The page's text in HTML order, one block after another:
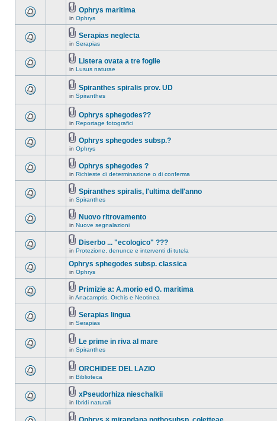
Ophrys maritima
in Ophrys
Serapias neglecta
in Serapias
Listera ovata a tre foglie
in Lusus naturae
Spiranthes spiralis prov. UD
in Spiranthes
Ophrys sphegodes??
in Reportage fotografici
Ophrys sphegodes subsp.?
in Ophrys
Ophrys sphegodes ?
in Richieste di determinazione o di conferma
Spiranthes spiralis, l'ultima dell'anno
in Spiranthes
Nuovo ritrovamento
in Nuove segnalazioni
Diserbo ... "ecologico" ???
in Protezione, denunce e interventi di tutela
Ophrys sphegodes subsp. classica
in Ophrys
Primizie a: A.morio ed O. maritima
in Anacamptis, Orchis e Neotinea
Serapias lingua
in Serapias
Le prime in riva al mare
in Spiranthes
ORCHIDEE DEL LAZIO
in Biblioteca
xPseudorhiza nieschalkii
in Ibridi naturali